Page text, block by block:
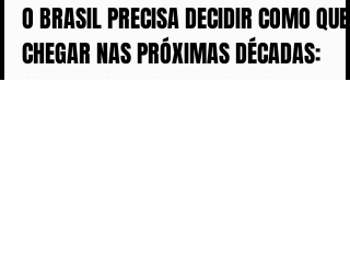
O BRASIL PRECISA DECIDIR COMO QUER
CHEGAR NAS PRÓXIMAS DÉCADAS:
COM MAIS DISCURSOS OU COM MENOS